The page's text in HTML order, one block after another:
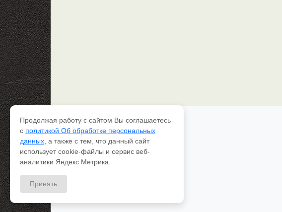
Каталог рессор
Доставка и оплата
Качество
Контакты
Продолжая работу с сайтом Вы соглашаетесь
с политикой Об обработке персональных
данных , а также с тем, что данный сайт
использует cookie-файлы и сервис веб-
аналитики Яндекс Метрика.
Принять